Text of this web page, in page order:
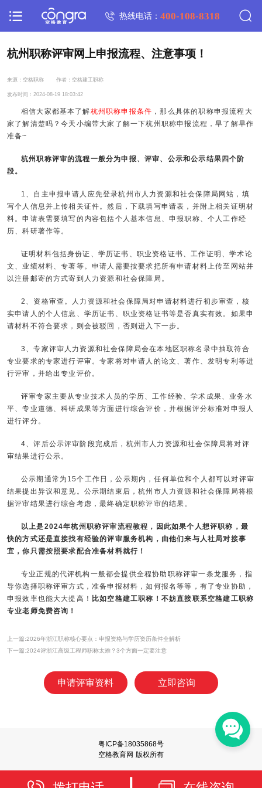
热线电话：400-108-8318
杭州职称评审网上申报流程、注意事项！
来源：空格职称 作者：空格建工职称
发布时间：2024-08-19 18:03:42
相信大家都基本了解杭州职称申报条件 ，那么具体的职称申报流程大
家了解清楚吗？今天小编带大家了解一下杭州职称申报流程，早了解早作
准备~
杭州职称评审的流程一般分为申报、评审、公示和公示结果四个阶
段。
1、自主申报申请人应先登录杭州市人力资源和社会保障局网站，填
写个人信息并上传相关证件。然后，下载填写申请表，并附上相关证明材
料。申请表需要填写的内容包括个人基本信息、申报职称、个人工作经
历、科研著作等。
证明材料包括身份证、学历证书、职业资格证书、工作证明、学术论
文、业绩材料、专著等。申请人需要按要求把所有申请材料上传至网站并
以注册邮寄的方式寄到人力资源和社会保障局。
2、资格审查。人力资源和社会保障局对申请材料进行初步审查，核
实申请人的个人信息、学历证书、职业资格证书等是否真实有效。如果申
请材料不符合要求，则会被驳回，否则进入下一步。
3、专家评审人力资源和社会保障局会在本地区职称名录中抽取符合
专业要求的专家进行评审。专家将对申请人的论文、著作、发明专利等进
行评审，并给出专业评价。
评审专家主要从专业技术人员的学历、工作经验、学术成果、业务水
平、专业道德、科研成果等方面进行综合评价，并根据评分标准对申报人
进行评分。
4、评后公示评审阶段完成后，杭州市人力资源和社会保障局将对评
审结果进行公示。
公示期通常为15个工作日，公示期内，任何单位和个人都可以对评审
结果提出异议和意见。公示期结束后，杭州市人力资源和社会保障局将根
据评审结果进行综合考虑，最终确定职称评审的结果。
以上是2024年杭州职称评审流程教程，因此如果个人想评职称，最
快的方式还是直接找有经验的评审服务机构，由他们来与人社局对接事
宜，你只需按照要求配合准备材料就行！
专业正规的代评机构一般都会提供全程协助职称评审一条龙服务，指
导你选择职称评审方式，准备申报材料，如何报名等等，有了专业协助，
申报效率也能大大提高！ 比如空格建工职称！不妨直接联系空格建工职称
专业老师免费咨询！
上一篇:2026年浙江职称核心要点：申报资格与学历资历条件全解析
下一篇:2024评浙江高级工程师职称太难？3个方面一定要注意
申请评审资料 立即咨询
粤ICP备18035868号
空格教育网 版权所有